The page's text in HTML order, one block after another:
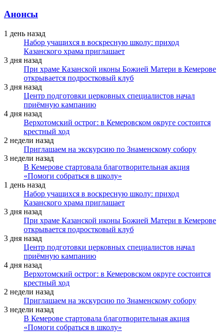
Анонсы
1 день назад
Набор учащихся в воскресную школу: приход
Казанского храма приглашает
3 дня назад
При храме Казанской иконы Божией Матери в Кемерове
открывается подростковый клуб
3 дня назад
Центр подготовки церковных специалистов начал
приёмную кампанию
4 дня назад
Верхотомский острог: в Кемеровском округе состоится
крестный ход
2 недели назад
Приглашаем на экскурсию по Знаменскому собору
3 недели назад
В Кемерове стартовала благотворительная акция
«Помоги собраться в школу»
1 день назад
Набор учащихся в воскресную школу: приход
Казанского храма приглашает
3 дня назад
При храме Казанской иконы Божией Матери в Кемерове
открывается подростковый клуб
3 дня назад
Центр подготовки церковных специалистов начал
приёмную кампанию
4 дня назад
Верхотомский острог: в Кемеровском округе состоится
крестный ход
2 недели назад
Приглашаем на экскурсию по Знаменскому собору
3 недели назад
В Кемерове стартовала благотворительная акция
«Помоги собраться в школу»